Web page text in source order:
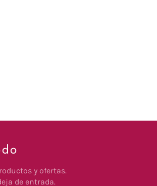
y ofertas.
de entrada.